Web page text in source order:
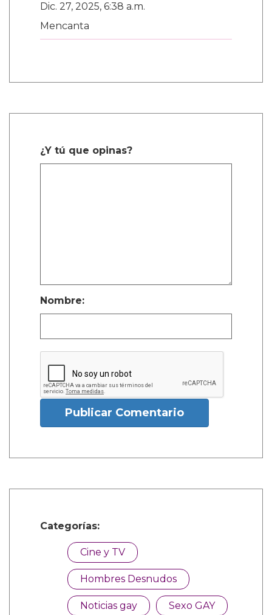
Dic. 27, 2025, 6:38 a.m.
Mencanta
¿Y tú que opinas?
Nombre:
Publicar Comentario
Categorías:
Cine y TV
Hombres Desnudos
Noticias gay Sexo GAY